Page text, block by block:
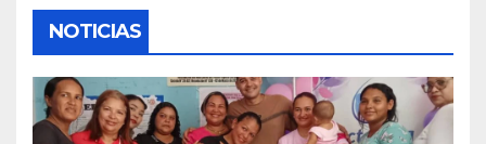
NOTICIAS